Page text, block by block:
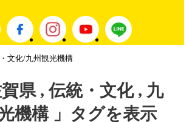
文化/九州観光機構
賀県 , 伝統・文化 , 九
機構 」タグを表示